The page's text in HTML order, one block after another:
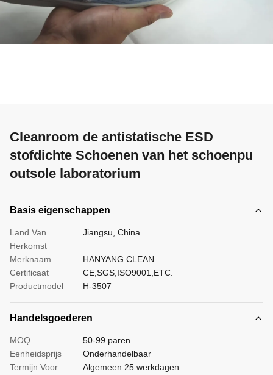
Cleanroom de antistatische ESD
stofdichte Schoenen van het schoenpu
outsole laboratorium
Basis eigenschappen
Land Van
Herkomst
Jiangsu, China
Merknaam
HANYANG CLEAN
Certificaat
CE,SGS,ISO9001,ETC.
Productmodel
H-3507
Handelsgoederen
MOQ
50-99 paren
Eenheidsprijs
Onderhandelbaar
Termijn Voor
Algemeen 25 werkdagen